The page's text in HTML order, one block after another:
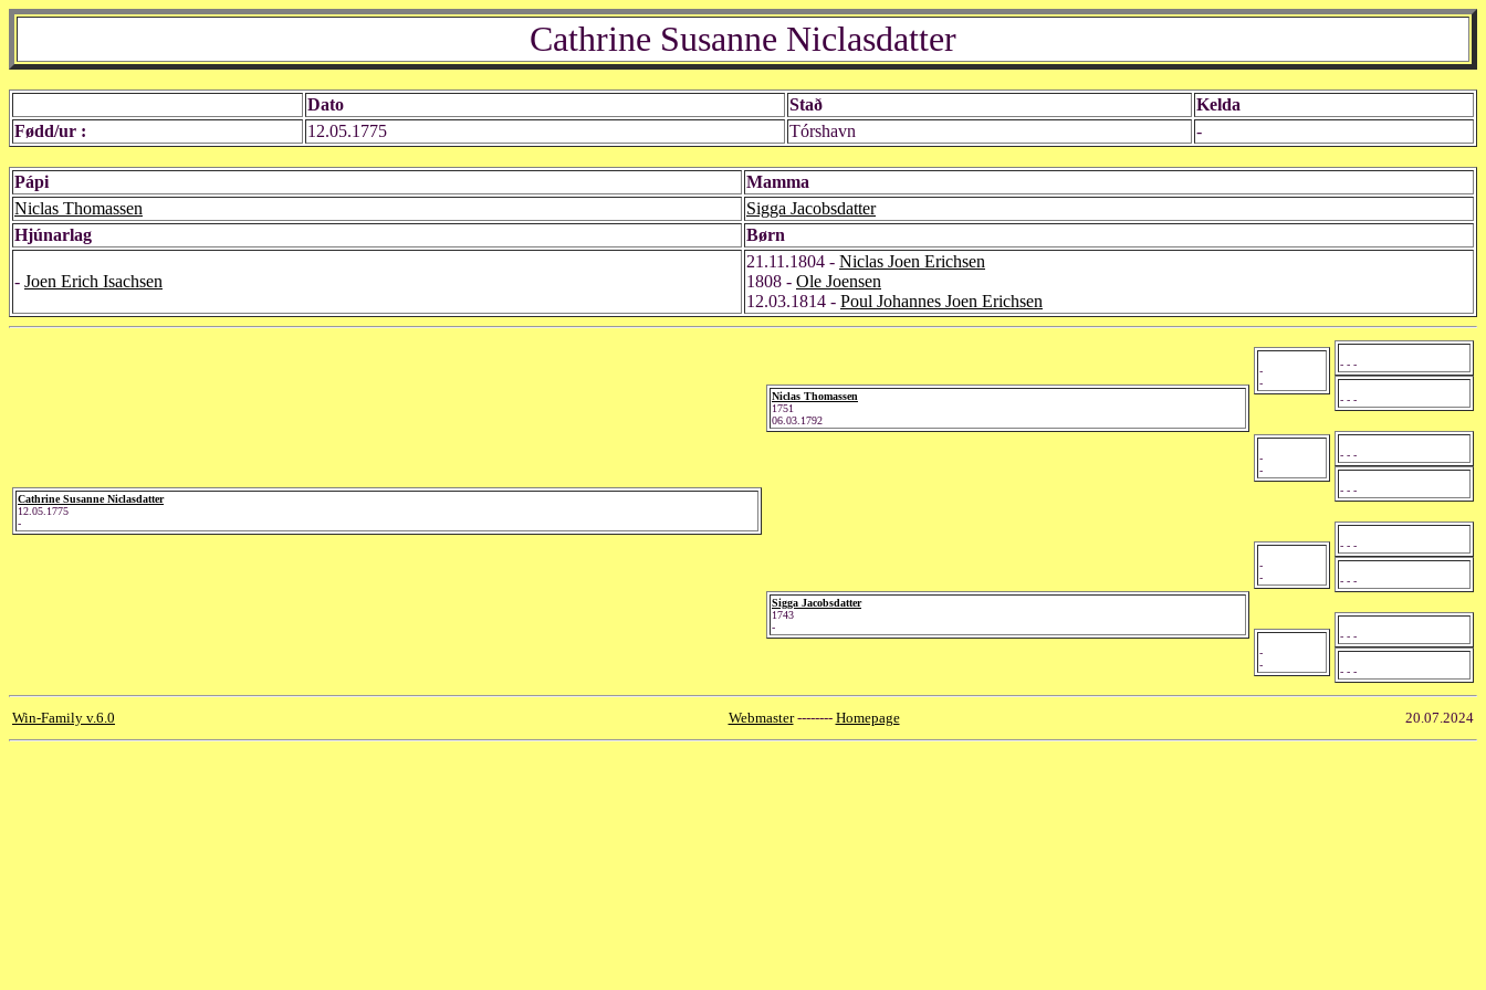
Cathrine Susanne Niclasdatter
Dato Stað
Kelda
Fødd/ur :
12.05.1775 Tórshavn -
Pápi
Mamma
Niclas Thomassen
Sigga Jacobsdatter
Hjúnarlag
Børn
- Joen Erich Isachsen
21.11.1804 - Niclas Joen Erichsen
1808 - Ole Joensen
12.03.1814 - Poul Johannes Joen Erichsen
Cathrine Susanne Niclasdatter
12.05.1775
-
Niclas Thomassen
1751
06.03.1792
Sigga Jacobsdatter
1743
-
-
-
-
-
-
-
-
-
- - -
- - -
- - -
- - -
- - -
- - -
- - -
- - -
Win-Family v.6.0 Webmaster-------- Homepage 20.07.2024